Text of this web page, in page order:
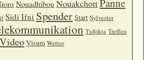
Nouadhibou NouakchottPanne
Sidi Ifni Spender Start Sylvester
Tidjikja Treffen
Video Visum Wetter